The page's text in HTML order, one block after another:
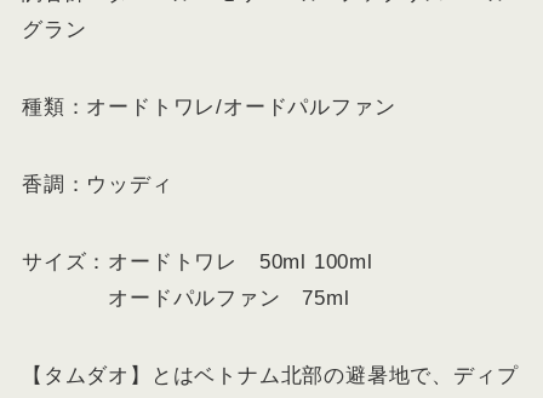
グラン
種類：オードトワレ/オードパルファン
香調：ウッディ
サイズ：オードトワレ 50ml 100ml
オードパルファン 75ml
【タムダオ】とはベトナム北部の避暑地で、ディプ